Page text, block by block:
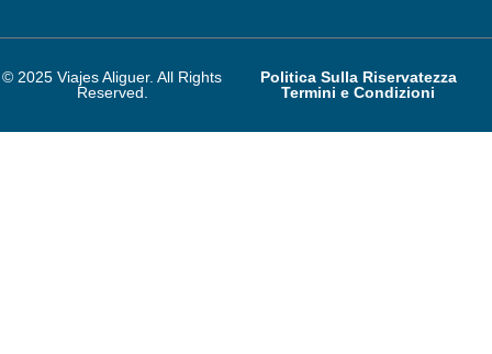
© 2025 Viajes Aliguer. All Rights
Reserved.
Politica Sulla Riservatezza
Termini e Condizioni